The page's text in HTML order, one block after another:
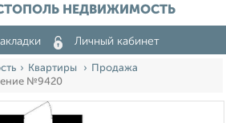
НЕДВИЖИМОСТЬ
Личный кабинет
Квартиры
Продажа
№9420